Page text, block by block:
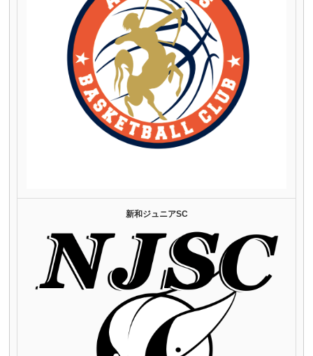
新和ジュニアSC